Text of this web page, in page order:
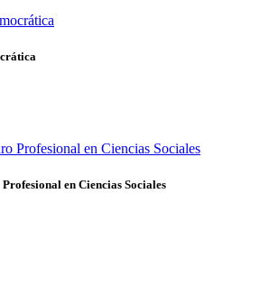
Profesional en Ciencias Sociales
en Ciencias Sociales